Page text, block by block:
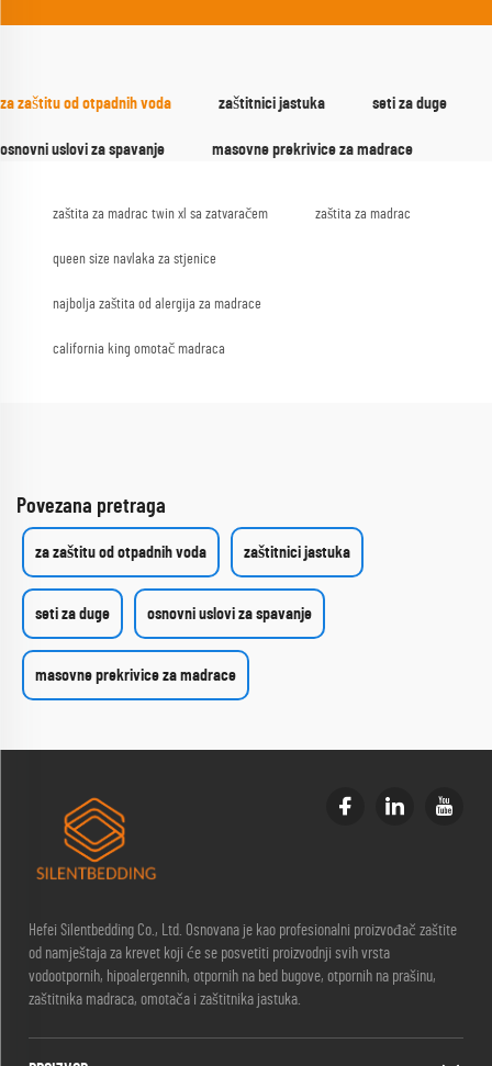
za zaštitu od otpadnih voda zaštitnici jastuka seti za duge
osnovni uslovi za spavanje masovne prekrivice za madrace
zaštita za madrac twin xl sa zatvaračem zaštita za madrac
queen size navlaka za stjenice
najbolja zaštita od alergija za madrace
california king omotač madraca
Povezana pretraga
za zaštitu od otpadnih voda zaštitnici jastuka
seti za duge osnovni uslovi za spavanje
masovne prekrivice za madrace
Hefei Silentbedding Co., Ltd. Osnovana je kao profesionalni proizvođač zaštite
od namještaja za krevet koji će se posvetiti proizvodnji svih vrsta
vodootpornih, hipoalergennih, otpornih na bed bugove, otpornih na prašinu,
zaštitnika madraca, omotača i zaštitnika jastuka.